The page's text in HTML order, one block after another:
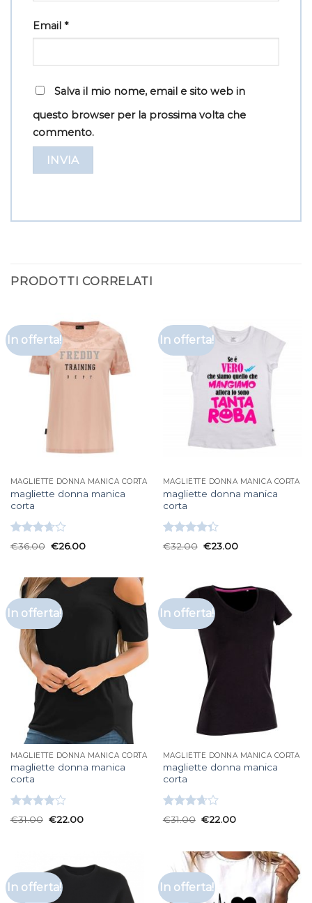
Email *
Salva il mio nome, email e sito web in
questo browser per la prossima volta che
commento.
PRODOTTI CORRELATI
In offerta!
MAGLIETTE DONNA MANICA CORTA
magliette donna manica
corta
Valutato
€36.00 €26.00
In offerta!
MAGLIETTE DONNA MANICA CORTA
magliette donna manica
corta
Valutato
€32.00 €23.00
In offerta!
MAGLIETTE DONNA MANICA CORTA
magliette donna manica
corta
Valutato
€31.00 €22.00
In offerta!
MAGLIETTE DONNA MANICA CORTA
magliette donna manica
corta
Valutato
€31.00 €22.00
In offerta! In offerta!